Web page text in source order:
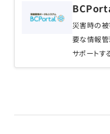
災害時の
要な情報管
サポートす